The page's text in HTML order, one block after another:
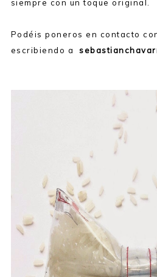
siempre con un toque original.
Podéis poneros en contacto
escribiendo a